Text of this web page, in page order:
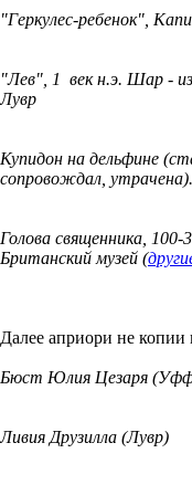
"Геркулес-ребенок",
"Лев", 1 век н.э. Шар -
Лувр
Купидон на дельфине
сопровождал,
Голова священника,
Британский музей (
Далее априори не копии
Бюст Юлия Цезаря
Ливия Друзилла (Лувр)